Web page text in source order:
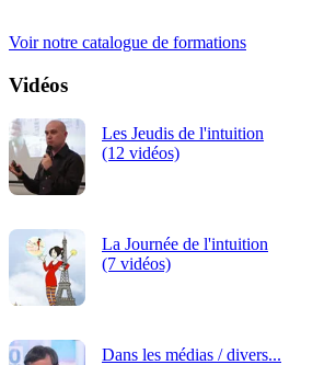
Voir notre catalogue de formations
Vidéos
Les Jeudis de l'intuition
(12 vidéos)
La Journée de l'intuition
(7 vidéos)
Dans les médias / divers...